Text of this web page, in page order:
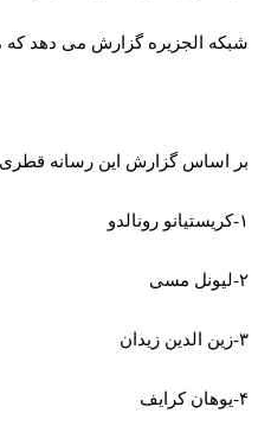
شبکه الجزیره گزارش می‌ دهد که ملاک‌ های انتخاب کامل‌ ترین فوتبالیست‌
بر اساس گزارش این رسانه قطری، ۱۲ فوتبالیست تاریخی که ۴ ویژگی بارز یک فوتبالیست کامل را دارند
۱-کریستیانو رونالدو
۲-لیونل مسی
۳-زین الدین زیدان
۴-یوهان کرایف